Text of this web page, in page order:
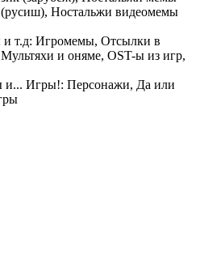
Ностальжи видеомемы
т.д: Игромемы, Отсылки в
и оняме, OST-ы из игр,
и... Игры!: Персонажи, Да или